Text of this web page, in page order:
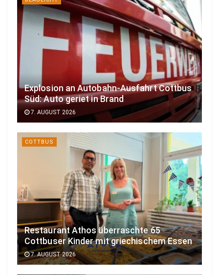
Explosion an Autobahn-Ausfahrt Cottbus
Süd: Auto geriet in Brand
7. AUGUST 2026
COTTBUS
Restaurant Athos überraschte 65
Cottbuser Kinder mit griechischem Essen
7. AUGUST 2026